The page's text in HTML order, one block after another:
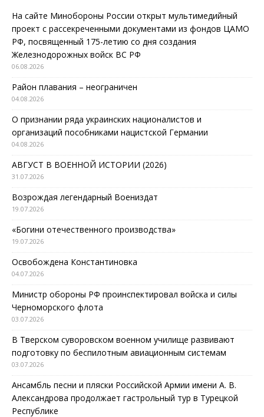
На сайте Минобороны России открыт мультимедийный
проект с рассекреченными документами из фондов ЦАМО
РФ, посвященный 175-летию со дня создания
Железнодорожных войск ВС РФ
06.08.2026
Район плавания – неограничен
04.08.2026
О признании ряда украинских националистов и
организаций пособниками нацистской Германии
04.08.2026
АВГУСТ В ВОЕННОЙ ИСТОРИИ (2026)
31.07.2026
Возрождая легендарный Воениздат
19.07.2026
«Богини отечественного производства»
19.07.2026
Освобождена Константиновка
04.07.2026
Министр обороны РФ проинспектировал войска и силы
Черноморского флота
03.07.2026
В Тверском суворовском военном училище развивают
подготовку по беспилотным авиационным системам
03.07.2026
Ансамбль песни и пляски Российской Армии имени А. В.
Александрова продолжает гастрольный тур в Турецкой
Республике